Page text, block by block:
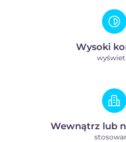
Wysoki
Wewnątrz lub